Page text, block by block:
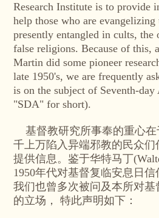
Research Institute is to
help those who are
presently entangled in cults, the
false religions. Because of this,
Martin did some pioneer
late 1950's, we are frequently
is on the subject of Seventh-
"SDA" for short).
基督教研究所事奉的重心在
千上万陷入异端邪教的民众
提供信息。鉴于华特马丁
1950年代对基督复临安息日信
我们也曾多次被问及本所对
的立场， 特此声明如下：